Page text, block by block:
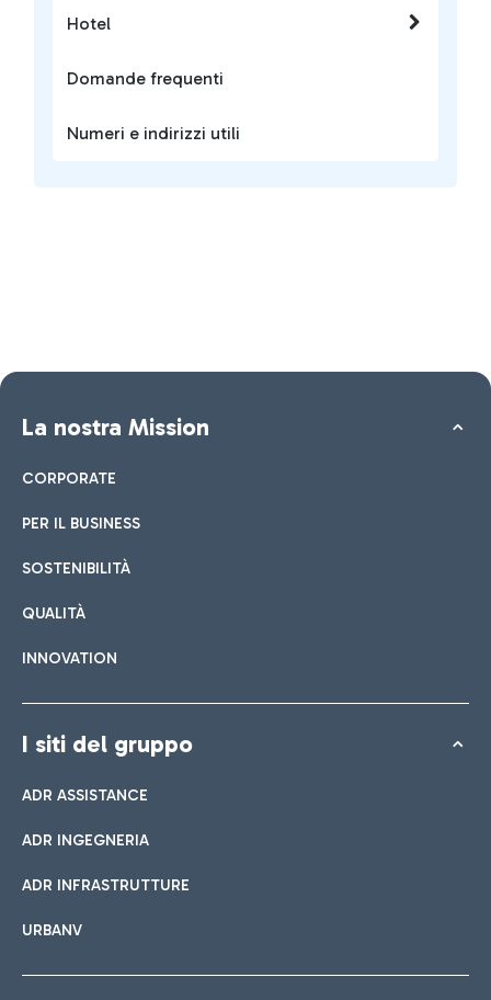
Hotel
Domande frequenti
Numeri e indirizzi utili
La nostra Mission
CORPORATE
PER IL BUSINESS
SOSTENIBILITÀ
QUALITÀ
INNOVATION
I siti del gruppo
ADR ASSISTANCE
ADR INGEGNERIA
ADR INFRASTRUTTURE
URBANV